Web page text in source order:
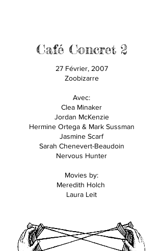
Café Concret 2
27 Février, 2007
Zoobizarre
Avec:
Clea Minaker
Jordan McKenzie
Hermine Ortega & Mark Sussman
Jasmine Scarf
Sarah Chenevert-Beaudoin
Nervous Hunter
Movies by:
Meredith Holch
Laura Leit